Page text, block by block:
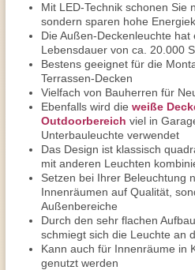
Mit LED-Technik schonen Sie
sondern sparen hohe
Die Außen-Deckenleuchte hat
Lebensdauer von ca. 20.000
Bestens geeignet für die
Terrassen-Decken
Vielfach von Bauherren für
Ebenfalls wird die weiße
Outdoorbereich viel in
Unterbauleuchte verwendet
Das Design ist klassisch
mit anderen Leuchten
Setzen bei Ihrer Beleuchtung
Innenräumen auf Qualität,
Außenbereiche
Durch den sehr flachen
schmiegt sich die Leuchte an
Kann auch für Innenräume in
genutzt werden